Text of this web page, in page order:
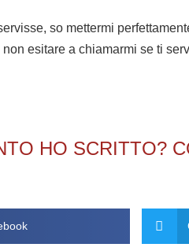
so mettermi
esitare a chiamarmi se ti
HO SCRITTO?